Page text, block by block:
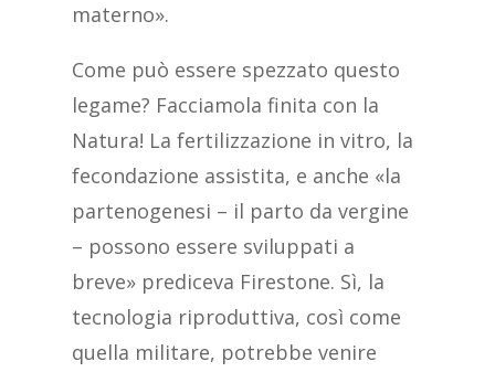
materno».
Come può essere spezzato questo
legame? Facciamola finita con la
Natura! La fertilizzazione in vitro, la
fecondazione assistita, e anche «la
partenogenesi – il parto da vergine
– possono essere sviluppati a
breve» prediceva Firestone. Sì, la
tecnologia riproduttiva, così come
quella militare, potrebbe venire